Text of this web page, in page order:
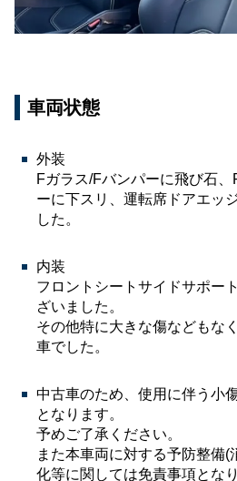
車両状態
外装
Fガラス/Fバンパーに飛び石
ーに下スリ、運転席ドアエッ
した。
内装
フロントシートサイドサポー
ざいました。
その他特に大きな傷などもな
車でした。
中古車のため、使用に伴う小
となります。
予めご了承ください。
また本車両に対する予防整備(
化等に関しては免責事項となり